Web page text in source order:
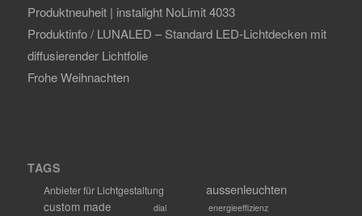
Produktneuheit | instalight NoLimit 4033
Produktinfo / LUNALED – Standard LED-Lichtdecken mit
diffusierender Lichtfolie
Frohe Weihnachten
TAGS
Anbieter für Lichtgestaltung aussenleuchten
custom made dial
energieeffizienz